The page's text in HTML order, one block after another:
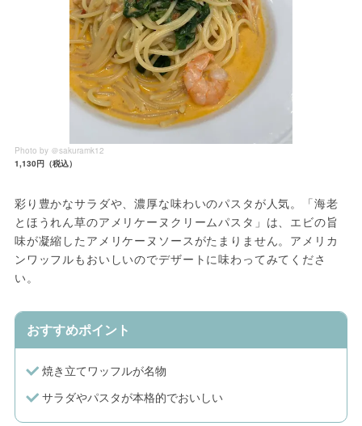
Photo by ＠sakuramk12
1,130円（税込）
彩り豊かなサラダや、濃厚な味わいのパスタが人気。「海老
とほうれん草のアメリケーヌクリームパスタ」は、エビの旨
味が凝縮したアメリケーヌソースがたまりません。アメリカ
ンワッフルもおいしいのでデザートに味わってみてくださ
い。
おすすめポイント
焼き立てワッフルが名物
サラダやパスタが本格的でおいしい